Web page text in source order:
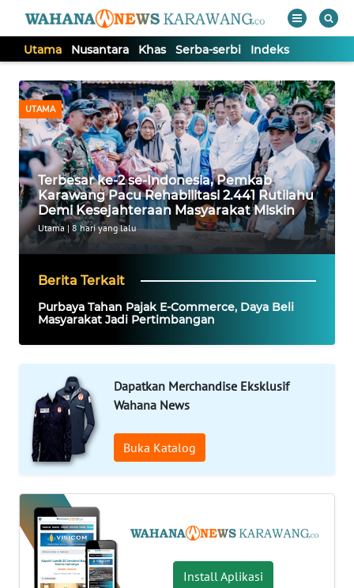
Utama Nusantara Khas Serba-serbi Indeks
UTAMA
Terbesar ke-2 se-Indonesia, Pemkab
Karawang Pacu Rehabilitasi 2.441 Rutilahu
Demi Kesejahteraan Masyarakat Miskin
Utama | 8 hari yang lalu
Berita Terkait
Purbaya Tahan Pajak E-Commerce, Daya Beli
Masyarakat Jadi Pertimbangan
Dapatkan Merchandise Eksklusif
Wahana News
Buka Katalog
Install Aplikasi
TV
Tutup
UTAMA
NUSANTARA
KHAS
SERBA-
INDEKS
KONTAK
KAMI
TENTANG
KAMI